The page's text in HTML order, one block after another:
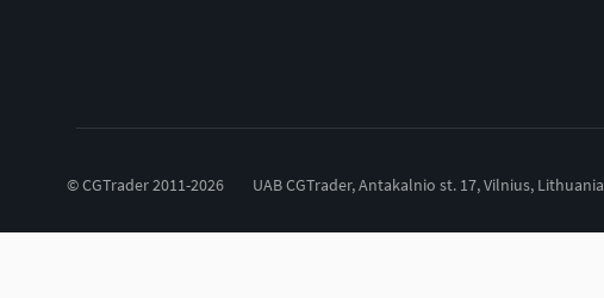
© CGTrader 2011-2026 UAB CGTrader, Antakalnio st. 17, Vilnius, Lithuania